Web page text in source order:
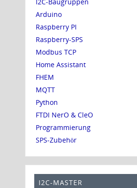
Arduino
Raspberry PI
Raspberry-SPS
Modbus TCP
Home Assistant
FHEM
MQTT
Python
FTDI NerO & CleO
Programmierung
SPS-Zubehör
I2C-MASTER